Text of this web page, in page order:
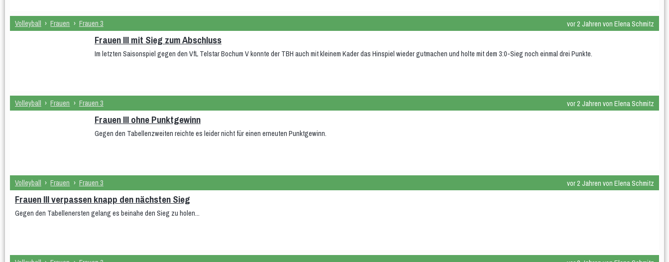
Volleyball › Frauen › Frauen 3 vor 2 Jahren von Elena Schmitz
Frauen III mit Sieg zum Abschluss
Im letzten Saisonspiel gegen den VfL Telstar Bochum V konnte der TBH auch mit kleinem Kader das Hinspiel wieder gutmachen und holte mit dem 3:0-Sieg noch einmal drei Punkte.
Volleyball › Frauen › Frauen 3 vor 2 Jahren von Elena Schmitz
Frauen III ohne Punktgewinn
Gegen den Tabellenzweiten reichte es leider nicht für einen erneuten Punktgewinn.
Volleyball › Frauen › Frauen 3 vor 2 Jahren von Elena Schmitz
Frauen III verpassen knapp den nächsten Sieg
Gegen den Tabellenersten gelang es beinahe den Sieg zu holen...